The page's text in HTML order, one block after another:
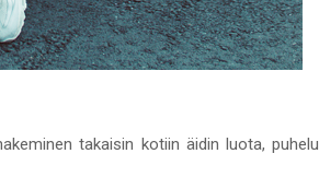
takaisin kotiin äidin luota, puhelu